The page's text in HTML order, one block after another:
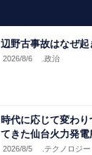
辺野古事故はなぜ起
2026/8/6 .政治
時代に応じて変わ
てきた仙台火力発電
2026/8/5 .テクノロジー